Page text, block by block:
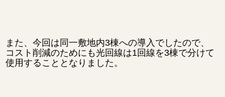
また、今回は同一敷地内3棟への導入でしたので、
コスト削減のためにも光回線は1回線を3棟で分けて
使用することとなりました。